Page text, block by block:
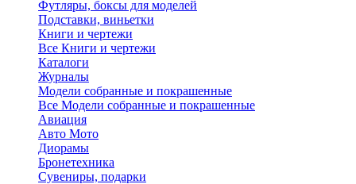
Футляры, боксы для моделей
Подставки, виньетки
Книги и чертежи
Все Книги и чертежи
Каталоги
Журналы
Модели собранные и покрашенные
Все Модели собранные и покрашенные
Авиация
Авто Мото
Диорамы
Бронетехника
Сувениры, подарки